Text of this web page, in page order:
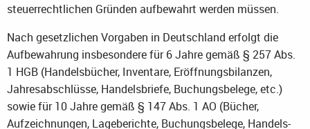
steuerrechtlichen Gründen aufbewahrt werden müssen.
Nach gesetzlichen Vorgaben in Deutschland erfolgt die
Aufbewahrung insbesondere für 6 Jahre gemäß § 257 Abs.
1 HGB (Handelsbücher, Inventare, Eröffnungsbilanzen,
Jahresabschlüsse, Handelsbriefe, Buchungsbelege, etc.)
sowie für 10 Jahre gemäß § 147 Abs. 1 AO (Bücher,
Aufzeichnungen, Lageberichte, Buchungsbelege, Handels-